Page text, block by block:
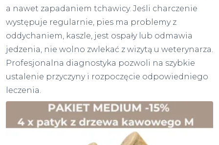
a nawet zapadaniem tchawicy. Jeśli charczenie
występuje regularnie, pies ma problemy z
oddychaniem, kaszle, jest ospały lub odmawia
jedzenia, nie wolno zwlekać z wizytą u weterynarza.
Profesjonalna diagnostyka pozwoli na szybkie
ustalenie przyczyny i rozpoczęcie odpowiedniego
leczenia.